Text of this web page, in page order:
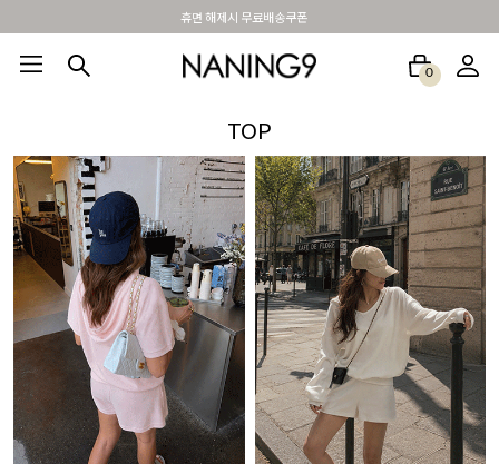
BEST 포토리뷰 - 매주 2명추첨 3만원쿠폰
0
TOP